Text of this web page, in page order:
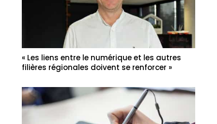
« Les liens entre le numérique et les autres
filières régionales doivent se renforcer »